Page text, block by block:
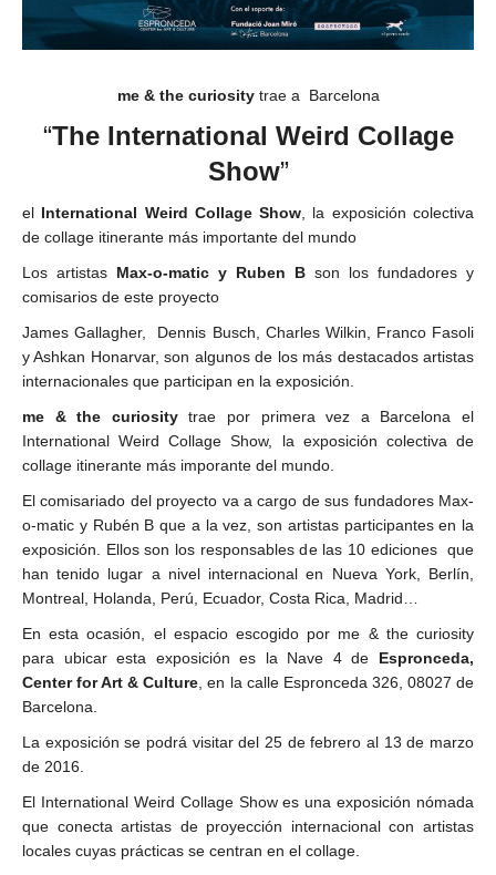
me & the curiositytrae a Barcelona
“The International Weird Collage
Show”
el International Weird Collage Show , la exposición colectiva
de collage itinerante más importante del mundo
Los artistas Max-o-matic y Ruben B son los fundadores y
comisarios de este proyecto
James Gallagher, Dennis Busch, Charles Wilkin, Franco Fasoli
y Ashkan Honarvar, son algunos de los más destacados artistas
internacionales que participan en la exposición.
me & the curiositytrae por primera vez a Barcelona el
International Weird Collage Show, la exposición colectiva de
collage itinerante más imporante del mundo.
El comisariado del proyecto va a cargo de sus fundadores Max-
o-matic y Rubén B que a la vez, son artistas participantes en la
exposición. Ellos son los responsables de las 10 ediciones que
han tenido lugar a nivel internacional en Nueva York, Berlín,
Montreal, Holanda, Perú, Ecuador, Costa Rica, Madrid…
En esta ocasión, el espacio escogido por me & the curiosity
para ubicar esta exposición es la Nave 4 de Espronceda,
Center for Art & Culture , en la calle Espronceda 326, 08027 de
Barcelona.
La exposición se podrá visitar del 25 de febrero al 13 de marzo
de 2016.
El International Weird Collage Show es una exposición nómada
que conecta artistas de proyección internacional con artistas
locales cuyas prácticas se centran en el collage.